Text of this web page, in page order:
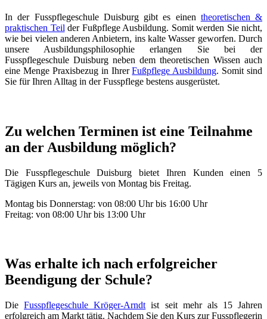
In der Fusspflegeschule Duisburg gibt es einen theoretischen &
praktischen Teil der Fußpflege Ausbildung. Somit werden Sie nicht,
wie bei vielen anderen Anbietern, ins kalte Wasser geworfen. Durch
unsere Ausbildungsphilosophie erlangen Sie bei der
Fusspflegeschule Duisburg neben dem theoretischen Wissen auch
eine Menge Praxisbezug in IhrerFußpflege Ausbildung. Somit sind
Sie für Ihren Alltag in der Fusspflege bestens ausgerüstet.
Zu welchen Terminen ist eine Teilnahme
an der Ausbildung möglich?
Die Fusspflegeschule Duisburg bietet Ihren Kunden einen 5
Tägigen Kurs an, jeweils von Montag bis Freitag.
Montag bis Donnerstag: von 08:00 Uhr bis 16:00 Uhr
Freitag: von 08:00 Uhr bis 13:00 Uhr
Was erhalte ich nach erfolgreicher
Beendigung der Schule?
DieFusspflegeschule Kröger-Arndtist seit mehr als 15 Jahren
erfolgreich am Markt tätig. Nachdem Sie den Kurs zur Fusspflegerin